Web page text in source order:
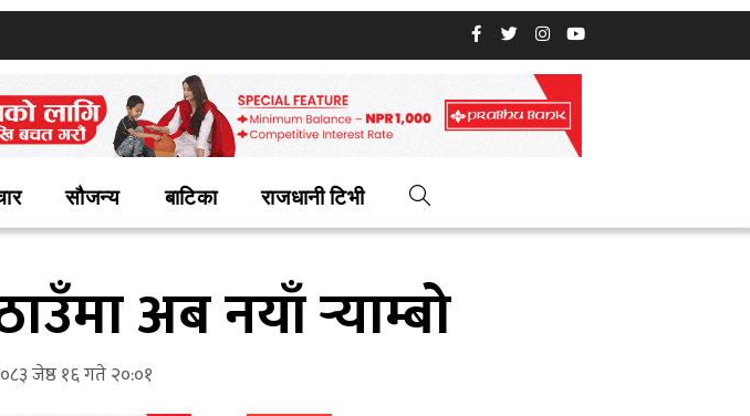
सौजन्य बाटिका राजधानी टिभी
अब नयाँ र्‍याम्बो
जेष्ठ १६ गते २०:०१